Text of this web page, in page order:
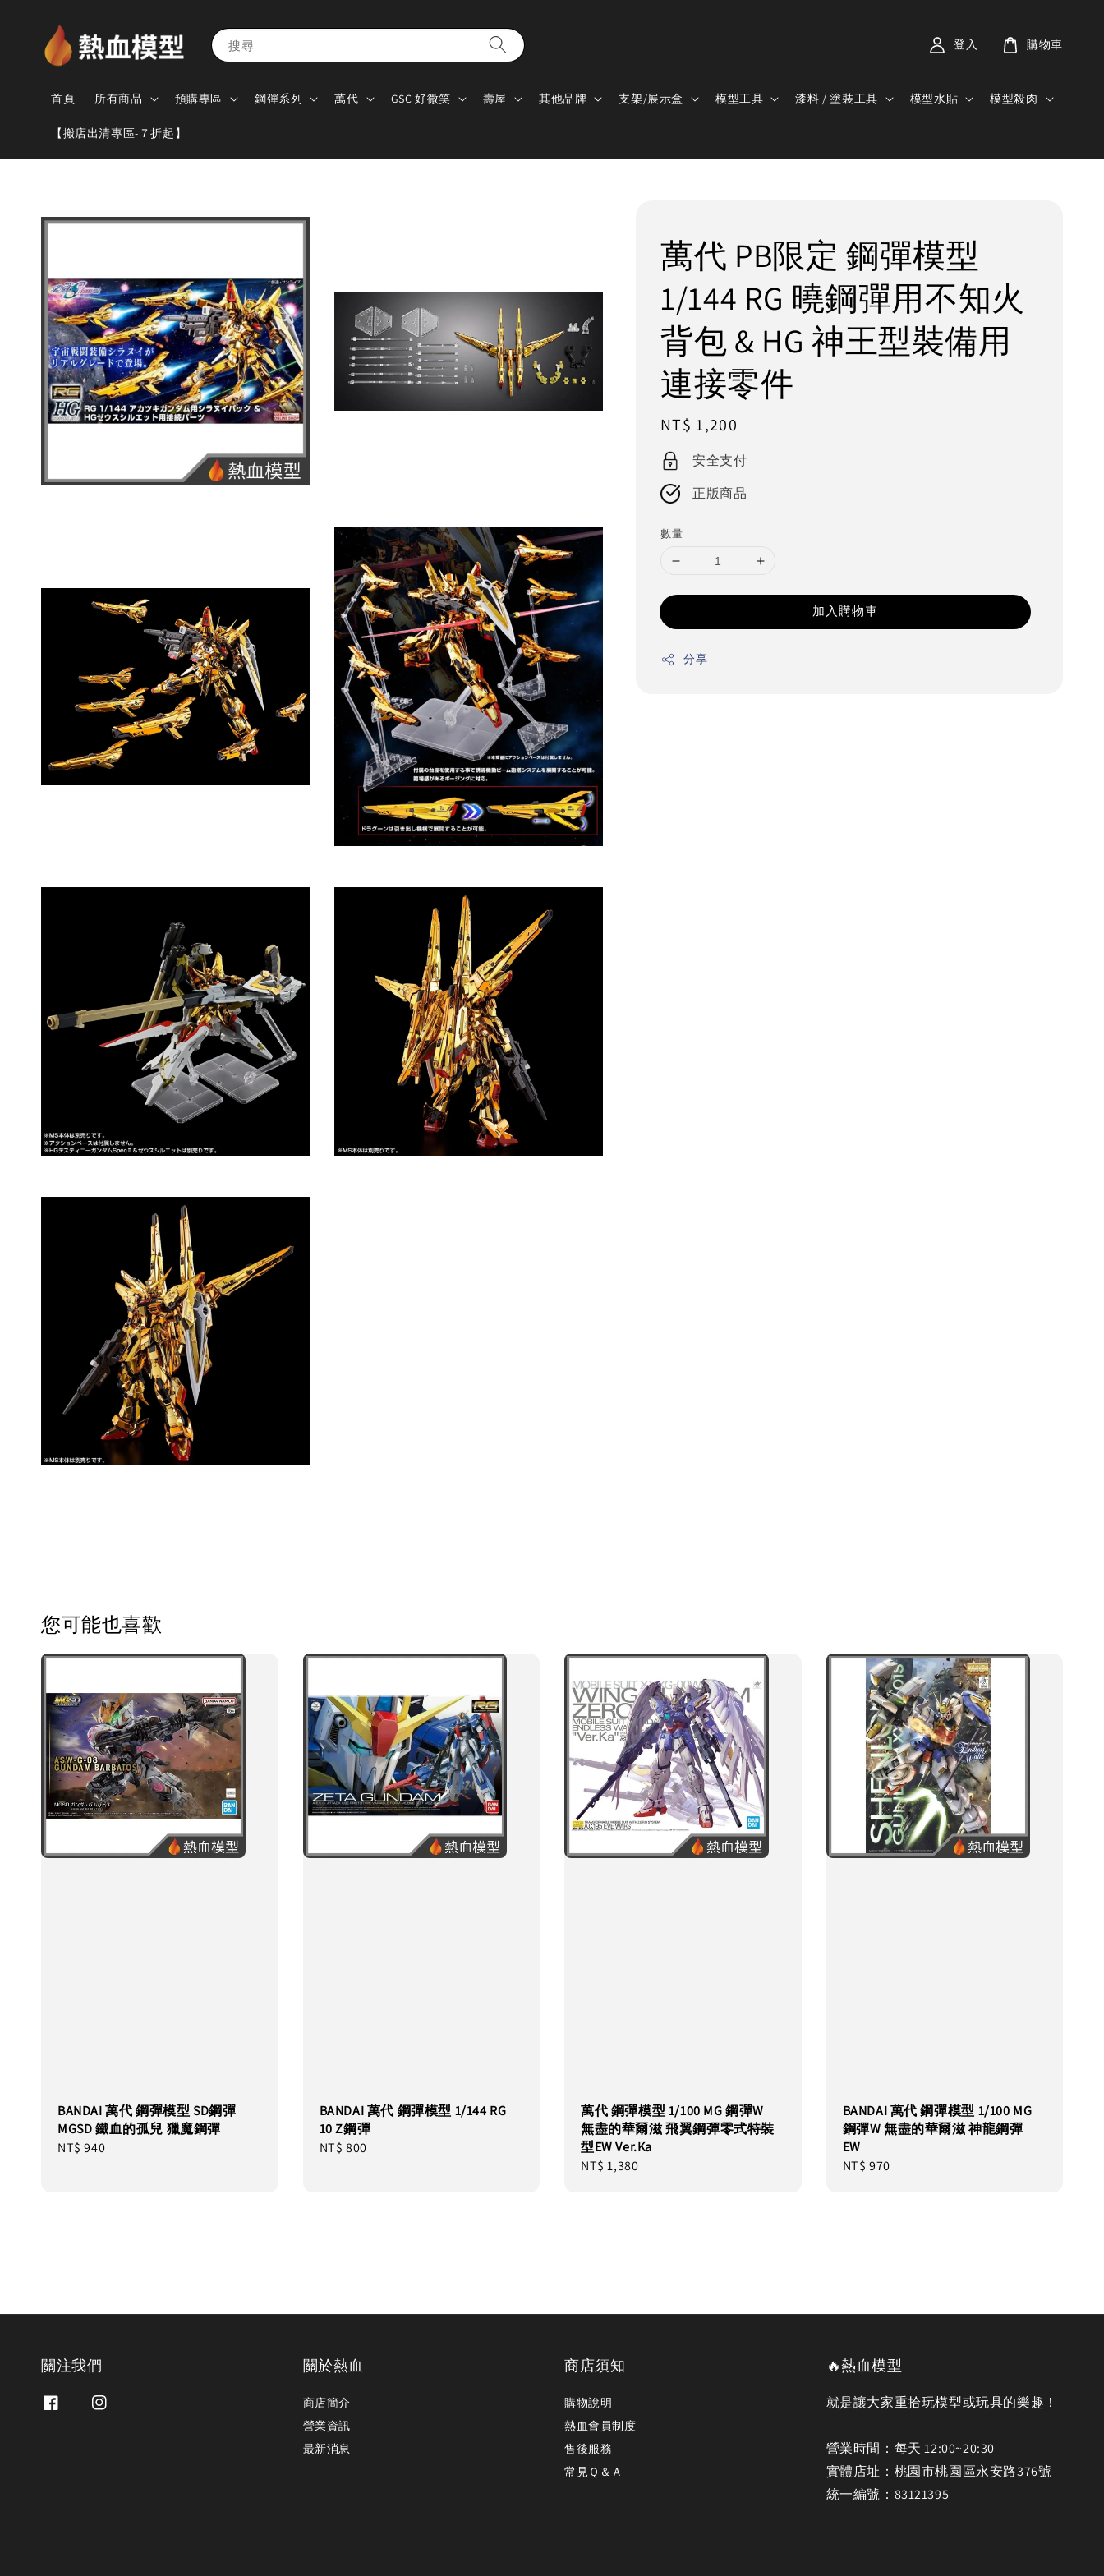
搜尋
首頁 所有商品 預購專區 鋼彈系列 萬代 GSC 好微笑 壽屋 其他品牌 支架/展示盒 模型工具 漆料 / 塗裝工具 模型水貼 模型殺肉
【搬店出清專區-７折起】
登入 購物車
萬代 PB限定 鋼彈模型
1/144 RG 曉鋼彈用不知火
背包 & HG 神王型裝備用
連接零件
Regular
price
NT$ 1,200
安全支付
正版商品
數量
加入購物車
分享
您可能也喜歡
BANDAI 萬代 鋼彈模型 SD鋼彈
MGSD 鐵血的孤兒 獵魔鋼彈
Regular
NT$ 940
BANDAI 萬代 鋼彈模型 1/144 RG
10 Z鋼彈
Regular
NT$ 800
萬代 鋼彈模型 1/100 MG 鋼彈W
無盡的華爾滋 飛翼鋼彈零式特裝
型EW Ver.Ka
Regular
NT$ 1,380
BANDAI 萬代 鋼彈模型 1/100 MG
鋼彈W 無盡的華爾滋 神龍鋼彈
EW
Regular
NT$ 970
關注我們 關於熱血
商店簡介
營業資訊
最新消息
商店須知
購物說明
熱血會員制度
售後服務
常見Ｑ＆Ａ
🔥熱血模型
就是讓大家重拾玩模型或玩具的樂趣！
營業時間：每天 12:00~20:30
實體店址：桃園市桃園區永安路376號
統一編號：83121395